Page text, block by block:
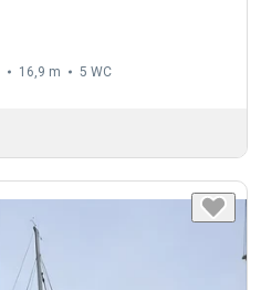
16,9 m 5 WC